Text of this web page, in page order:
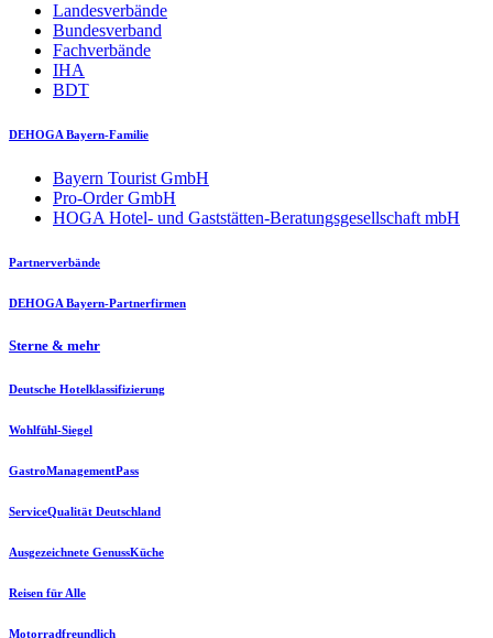
Landesverbände
Bundesverband
Fachverbände
IHA
BDT
DEHOGA Bayern-Familie
Bayern Tourist GmbH
Pro-Order GmbH
HOGA Hotel- und Gaststätten-Beratungsgesellschaft mbH
Partnerverbände
DEHOGA Bayern-Partnerfirmen
Sterne & mehr
Deutsche Hotelklassifizierung
Wohlfühl-Siegel
GastroManagementPass
ServiceQualität Deutschland
Ausgezeichnete GenussKüche
Reisen für Alle
Motorradfreundlich